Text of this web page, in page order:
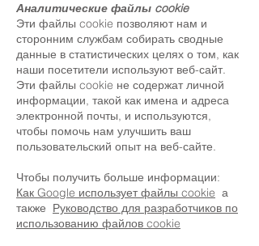
Аналитические файлы cookie
Эти файлы cookie позволяют нам и
сторонним службам собирать сводные
данные в статистических целях о том, как
наши посетители используют веб-сайт.
Эти файлы cookie не содержат личной
информации, такой как имена и адреса
электронной почты, и используются,
чтобы помочь нам улучшить ваш
пользовательский опыт на веб-сайте.
Чтобы получить больше информации:
Как Google использует файлы cookie а
также Руководство для разработчиков по
использованию файлов cookie